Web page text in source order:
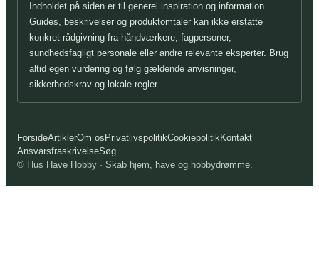
Indholdet på siden er til generel inspiration og information.
Guides, beskrivelser og produktomtaler kan ikke erstatte
konkret rådgivning fra håndværkere, fagpersoner,
sundhedsfagligt personale eller andre relevante eksperter. Brug
altid egen vurdering og følg gældende anvisninger,
sikkerhedskrav og lokale regler.
ForsideArtiklerOm os PrivatlivspolitikCookiepolitikKontakt
AnsvarsfraskrivelseSøg
© Hus Have Hobby · Skab hjem, have og hobbydrømme.